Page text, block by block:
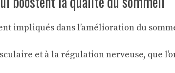
impliqués dans l’amélioration du
et à la régulation nerveuse, que